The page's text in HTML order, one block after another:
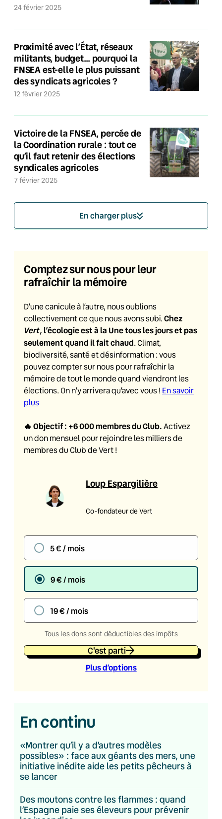
24 février 2025
Proximité avec l’État, réseaux
militants, budget… pourquoi la
FNSEA est-elle le plus puissant
des syndicats agricoles ?
12 février 2025
Victoire de la FNSEA, percée de
la Coordination rurale : tout ce
qu’il faut retenir des élections
syndicales agricoles
7 février 2025
En charger plus
Comptez sur nous pour leur
rafraîchir la mémoire
D’une canicule à l’autre, nous oublions
collectivement ce que nous avons subi.Chez
Vert, l’écologie est à la Une tous les jours et pas
seulement quand il fait chaud. Climat,
biodiversité, santé et désinformation : vous
pouvez compter sur nous pour rafraîchir la
mémoire de tout le monde quand viendront les
élections. On n’y arrivera qu’avec vous ! En savoir
plus
🔥 Objectif : +6 000 membres du Club. Activez
un don mensuel pour rejoindre les milliers de
membres du Club de Vert !
Loup Espargilière
Co-fondateur de Vert
5 € / mois
9 € / mois
19 € / mois
Tous les dons sont déductibles des impôts
C'est parti
Plus d’options
En continu
«Montrer qu’il y a d’autres modèles
possibles» : face aux géants des mers, une
initiative inédite aide les petits pêcheurs à
se lancer
Des moutons contre les flammes : quand
l’Espagne paie ses éleveurs pour prévenir